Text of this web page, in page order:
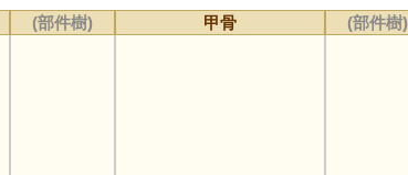
(部件樹) 甲骨 (部件樹)